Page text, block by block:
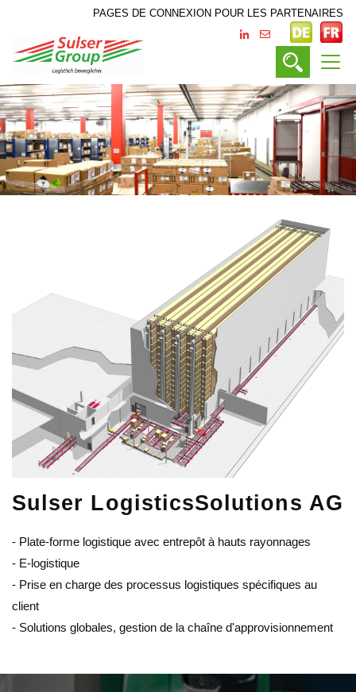
PAGES DE CONNEXION POUR LES PARTENAIRES
Sulser LogisticsSolutions AG
- Plate-forme logistique avec entrepôt à hauts rayonnages
- E-logistique
- Prise en charge des processus logistiques spécifiques au
client
- Solutions globales, gestion de la chaîne d'approvisionnement